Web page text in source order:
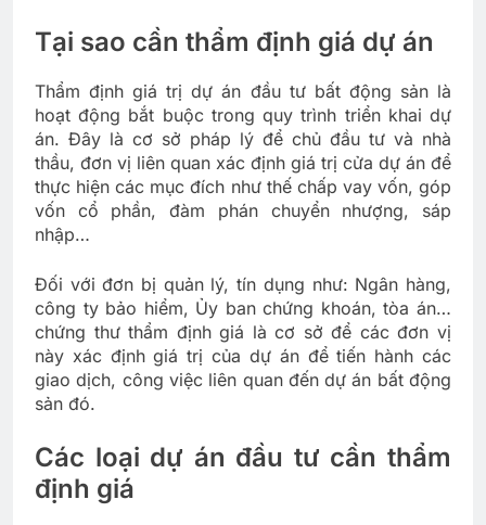
Tại sao cần thẩm định giá dự án
Thẩm định giá trị dự án đầu tư bất động sản là
hoạt động bắt buộc trong quy trình triển khai dự
án. Đây là cơ sở pháp lý để chủ đầu tư và nhà
thầu, đơn vị liên quan xác định giá trị cửa dự án để
thực hiện các mục đích như thế chấp vay vốn, góp
vốn cổ phần, đàm phán chuyển nhượng, sáp
nhập…
Đối với đơn bị quản lý, tín dụng như: Ngân hàng,
công ty bảo hiểm, Ủy ban chứng khoán, tòa án…
chứng thư thẩm định giá là cơ sở để các đơn vị
này xác định giá trị của dự án để tiến hành các
giao dịch, công việc liên quan đến dự án bất động
sản đó.
Các loại dự án đầu tư cần thẩm
định giá